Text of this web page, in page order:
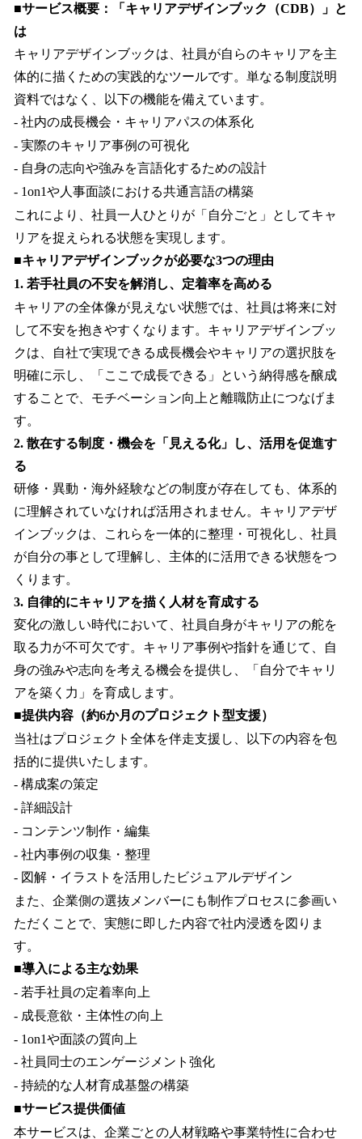
■サービス概要：「キャリアデザインブック（CDB）」と
は
キャリアデザインブックは、社員が自らのキャリアを主
体的に描くための実践的なツールです。単なる制度説明
資料ではなく、以下の機能を備えています。
- 社内の成長機会・キャリアパスの体系化
- 実際のキャリア事例の可視化
- 自身の志向や強みを言語化するための設計
- 1on1や人事面談における共通言語の構築
これにより、社員一人ひとりが「自分ごと」としてキャ
リアを捉えられる状態を実現します。
■キャリアデザインブックが必要な3つの理由
1. 若手社員の不安を解消し、定着率を高める
キャリアの全体像が見えない状態では、社員は将来に対
して不安を抱きやすくなります。キャリアデザインブッ
クは、自社で実現できる成長機会やキャリアの選択肢を
明確に示し、「ここで成長できる」という納得感を醸成
することで、モチベーション向上と離職防止につなげま
す。
2. 散在する制度・機会を「見える化」し、活用を促進す
る
研修・異動・海外経験などの制度が存在しても、体系的
に理解されていなければ活用されません。キャリアデザ
インブックは、これらを一体的に整理・可視化し、社員
が自分の事として理解し、主体的に活用できる状態をつ
くります。
3. 自律的にキャリアを描く人材を育成する
変化の激しい時代において、社員自身がキャリアの舵を
取る力が不可欠です。キャリア事例や指針を通じて、自
身の強みや志向を考える機会を提供し、「自分でキャリ
アを築く力」を育成します。
■提供内容（約6か月のプロジェクト型支援）
当社はプロジェクト全体を伴走支援し、以下の内容を包
括的に提供いたします。
- 構成案の策定
- 詳細設計
- コンテンツ制作・編集
- 社内事例の収集・整理
- 図解・イラストを活用したビジュアルデザイン
また、企業側の選抜メンバーにも制作プロセスに参画い
ただくことで、実態に即した内容で社内浸透を図りま
す。
■導入による主な効果
- 若手社員の定着率向上
- 成長意欲・主体性の向上
- 1on1や面談の質向上
- 社員同士のエンゲージメント強化
- 持続的な人材育成基盤の構築
■サービス提供価値
本サービスは、企業ごとの人材戦略や事業特性に合わせ